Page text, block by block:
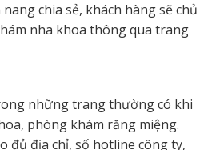
chia sẻ, khách hàng sẽ chủ
nha khoa thông qua trang
những trang thường có khi
phòng khám răng miệng.
đủ địa chỉ, số hotline công ty,